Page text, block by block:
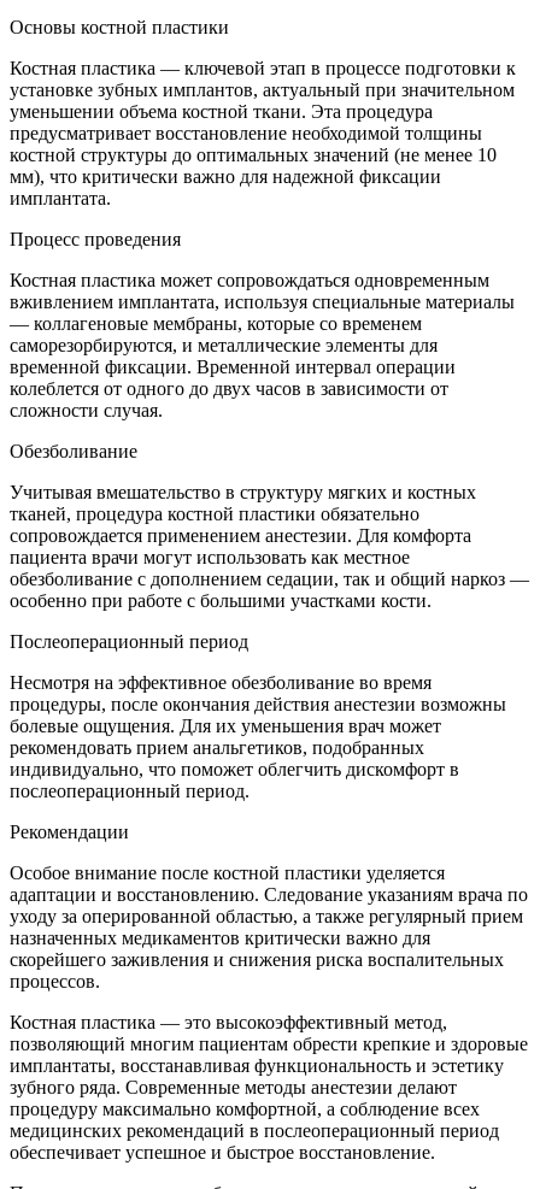
Основы костной пластики
Костная пластика — ключевой этап в процессе подготовки к
установке зубных имплантов, актуальный при значительном
уменьшении объема костной ткани. Эта процедура
предусматривает восстановление необходимой толщины
костной структуры до оптимальных значений (не менее 10
мм), что критически важно для надежной фиксации
имплантата.
Процесс проведения
Костная пластика может сопровождаться одновременным
вживлением имплантата, используя специальные материалы
— коллагеновые мембраны, которые со временем
саморезорбируются, и металлические элементы для
временной фиксации. Временной интервал операции
колеблется от одного до двух часов в зависимости от
сложности случая.
Обезболивание
Учитывая вмешательство в структуру мягких и костных
тканей, процедура костной пластики обязательно
сопровождается применением анестезии. Для комфорта
пациента врачи могут использовать как местное
обезболивание с дополнением седации, так и общий наркоз —
особенно при работе с большими участками кости.
Послеоперационный период
Несмотря на эффективное обезболивание во время
процедуры, после окончания действия анестезии возможны
болевые ощущения. Для их уменьшения врач может
рекомендовать прием анальгетиков, подобранных
индивидуально, что поможет облегчить дискомфорт в
послеоперационный период.
Рекомендации
Особое внимание после костной пластики уделяется
адаптации и восстановлению. Следование указаниям врача по
уходу за оперированной областью, а также регулярный прием
назначенных медикаментов критически важно для
скорейшего заживления и снижения риска воспалительных
процессов.
Костная пластика — это высокоэффективный метод,
позволяющий многим пациентам обрести крепкие и здоровые
имплантаты, восстанавливая функциональность и эстетику
зубного ряда. Современные методы анестезии делают
процедуру максимально комфортной, а соблюдение всех
медицинских рекомендаций в послеоперационный период
обеспечивает успешное и быстрое восстановление.